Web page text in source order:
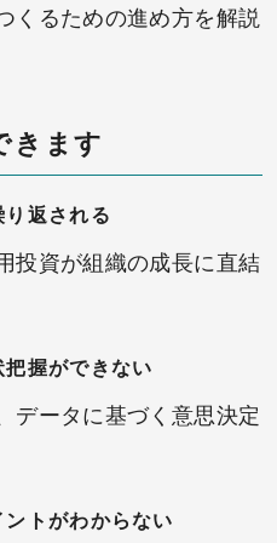
くるための進め方を解説
きます
返される
投資が組織の成長に直結
把握ができない
データに基づく意思決定
トがわからない